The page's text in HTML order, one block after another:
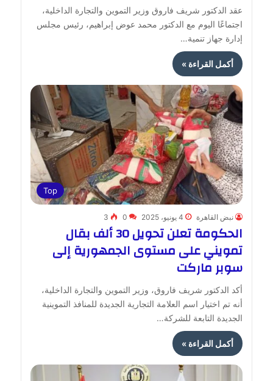
عقد الدكتور شريف فاروق وزير التموين والتجارة الداخلية،
اجتماعًا اليوم مع الدكتور محمد عوض إبراهيم، رئيس مجلس
إدارة جهاز تنمية…
أكمل القراءة »
Top
نبض القاهرة 4 يونيو، 2025 0
3
الحكومة تعلن تحويل 30 ألف بقال
تمويني على مستوى الجمهورية إلى
سوبر ماركت
أكد الدكتور شريف فاروق، وزير التموين والتجارة الداخلية،
أنه تم اختيار اسم العلامة التجارية الجديدة للمنافذ التموينية
الجديدة التابعة للشركة…
أكمل القراءة »